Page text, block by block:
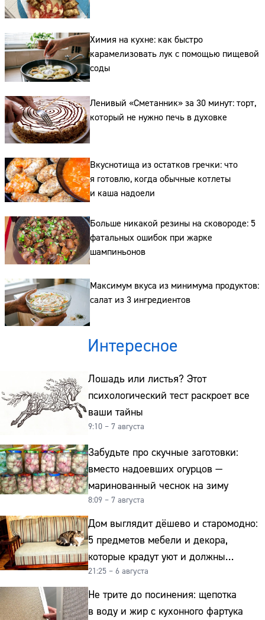
Химия на кухне: как быстро
карамелизовать лук с помощью пищевой
соды
Ленивый «Сметанник» за 30 минут: торт,
который не нужно печь в духовке
Вкуснотища из остатков гречки: что
я готовлю, когда обычные котлеты
и каша надоели
Больше никакой резины на сковороде: 5
фатальных ошибок при жарке
шампиньонов
Максимум вкуса из минимума продуктов:
салат из 3 ингредиентов
Интересное
Лошадь или листья? Этот
психологический тест раскроет все
ваши тайны
9:10 – 7 августа
Забудьте про скучные заготовки:
вместо надоевших огурцов —
маринованный чеснок на зиму
8:09 – 7 августа
Дом выглядит дёшево и старомодно:
5 предметов мебели и декора,
которые крадут уют и должны
отправиться на свалку прямо сейчас
21:25 – 6 августа
Не трите до посинения: щепотка
в воду и жир с кухонного фартука
Сайт: